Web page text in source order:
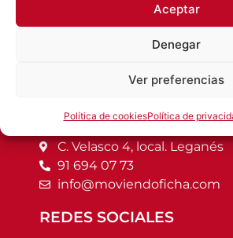
Aceptar
Denegar
Ver preferencias
Política de cookiesPolítica de
AMPAs buscando ofrecer el
clientes y alumnos.
CONTACTO
C. Velasco 4, local. Leganés
91 694 07 73
info@moviendoficha.com
REDES SOCIALES